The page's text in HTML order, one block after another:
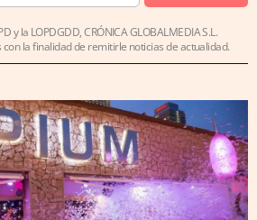
y la LOPDGDD, CRÓNICA GLOBALMEDIA S.L.
la finalidad de remitirle noticias de actualidad.